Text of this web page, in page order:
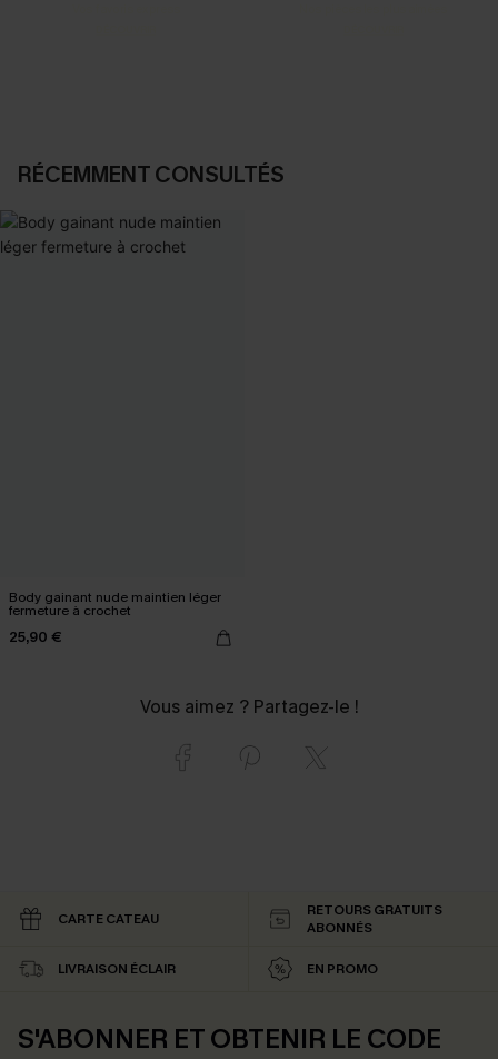
RÉCEMMENT CONSULTÉS
Body gainant nude maintien léger
fermeture à crochet
25,90 €
Vous aimez ? Partagez-le !
CARTE CATEAU
RETOURS GRATUITS
ABONNÉS
LIVRAISON ÉCLAIR EN PROMO
S'ABONNER ET OBTENIR LE CODE